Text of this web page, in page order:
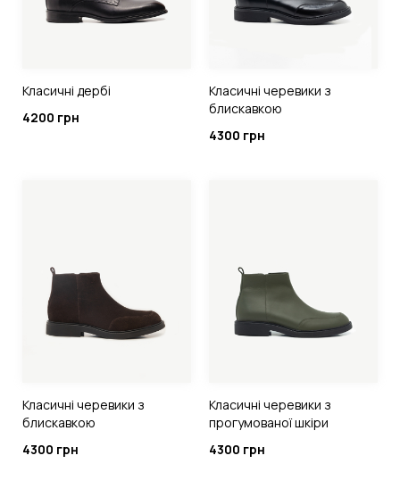
Класичні дербі
4200 грн
Класичні черевики з
блискавкою
4300 грн
Класичні черевики з
блискавкою
4300 грн
Класичні черевики з
прогумованої шкіри
4300 грн